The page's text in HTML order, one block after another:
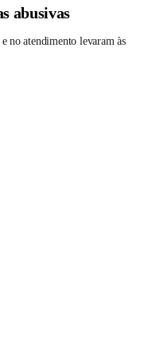
abusivas
no atendimento levaram às